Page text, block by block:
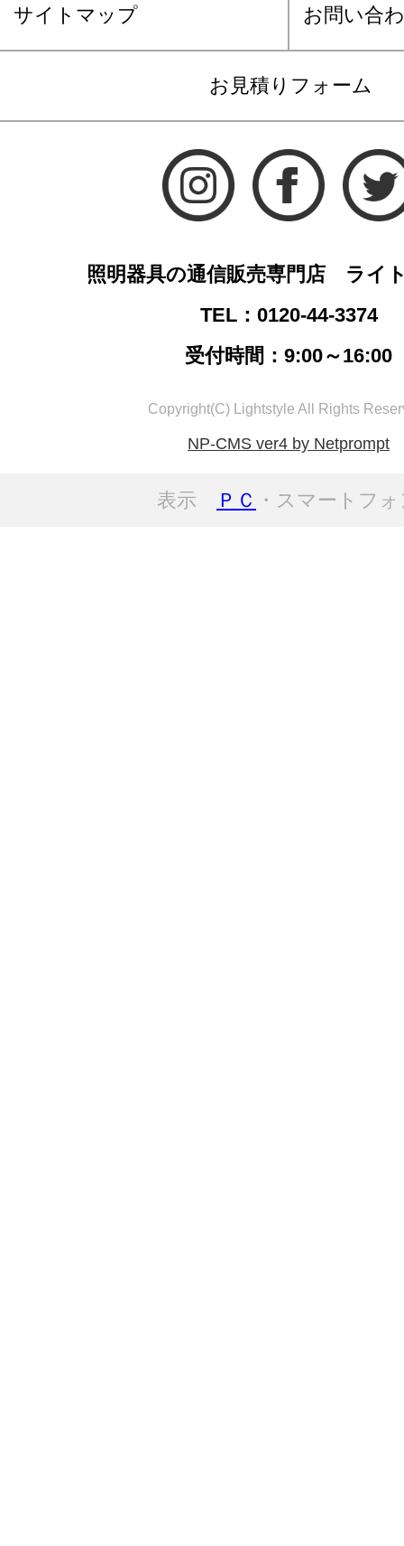
サイトマップ お問い合
お見積りフォーム
照明器具の通信販売専門店 ライ
TEL：0120-44-3374
受付時間：9:00～16:00
Copyright(C) Lightstyle All Rights
NP-CMS ver4 by Netprompt
表示 ＰＣ ・スマートフ